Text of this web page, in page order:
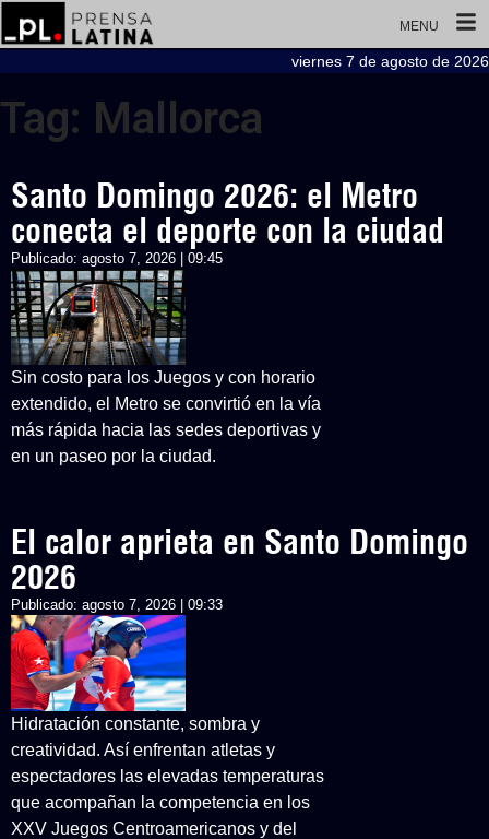
MENU
viernes 7 de agosto de 2026
Tag: Mallorca
Santo Domingo 2026: el Metro
conecta el deporte con la ciudad
Publicado: agosto 7, 2026 | 09:45
Sin costo para los Juegos y con horario
extendido, el Metro se convirtió en la vía
más rápida hacia las sedes deportivas y
en un paseo por la ciudad.
El calor aprieta en Santo Domingo
2026
Publicado: agosto 7, 2026 | 09:33
Hidratación constante, sombra y
creatividad. Así enfrentan atletas y
espectadores las elevadas temperaturas
que acompañan la competencia en los
XXV Juegos Centroamericanos y del